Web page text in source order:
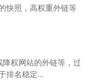
快照，高权重外链等
权网站的外链等，过
排名稳定...